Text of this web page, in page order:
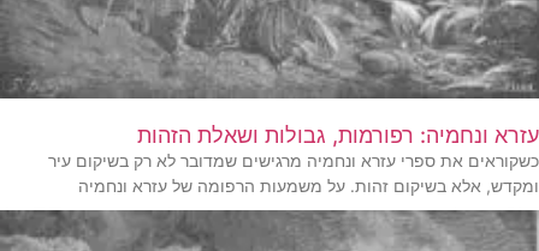
עזרא ונחמיה: רפורמות, גבולות ושאלת הזהות
כשקוראים את ספרי עזרא ונחמיה מרגישים שמדובר לא רק בשיקום עיר
ומקדש, אלא בשיקום זהות. על משמעות הרפומה של עזרא ונחמיה